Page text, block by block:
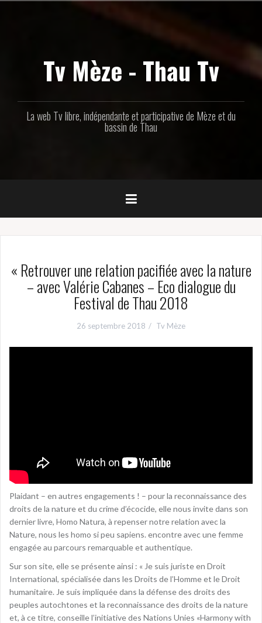
Tv Mèze - Thau Tv
La web Tv libre, indépendante et participative de Mèze et du
bassin de Thau
« Retrouver une relation pacifiée avec la nature
– avec Valérie Cabanes – Eco dialogue du
Festival de Thau 2018
26 septembre 2018 Tv Mèze
Plaidant – en autres engagements ! – pour la reconnaissance des
droits de la nature et du crime d’écocide, elle nous invite dans son
dernier livre, Homo Natura, à repenser notre relation avec la
Nature, nous les homo si peu sapiens. encontre avec une femme
engagée au parcours remarquable et authentique.
Sur son site, elle se présente ainsi : « Je suis juriste en Droit
International, spécialisée dans les Droits de l’Homme et le Droit
humanitaire. Je suis impliquée dans la défense des droits des
peuples autochtones et la reconnaissance des droits de la nature
et, à ce titre, conseille l’initiative des Nations Unies «Harmony with